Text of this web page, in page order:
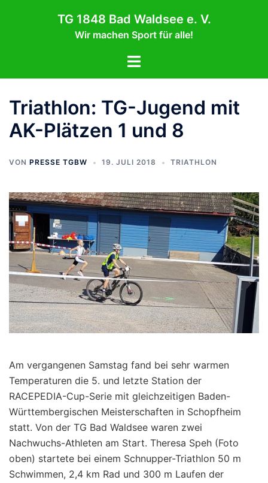
TG 1848 Bad Waldsee e. V.
Wir machen Sport für alle!
Menü
Triathlon: TG-Jugend mit
AK-Plätzen 1 und 8
VON PRESSE TGBW 19. JULI 2018 TRIATHLON
Am vergangenen Samstag fand bei sehr warmen
Temperaturen die 5. und letzte Station der
RACEPEDIA-Cup-Serie mit gleichzeitigen Baden-
Württembergischen Meisterschaften in Schopfheim
statt. Von der TG Bad Waldsee waren zwei
Nachwuchs-Athleten am Start. Theresa Speh (Foto
oben) startete bei einem Schnupper-Triathlon 50 m
Schwimmen, 2,4 km Rad und 300 m Laufen der